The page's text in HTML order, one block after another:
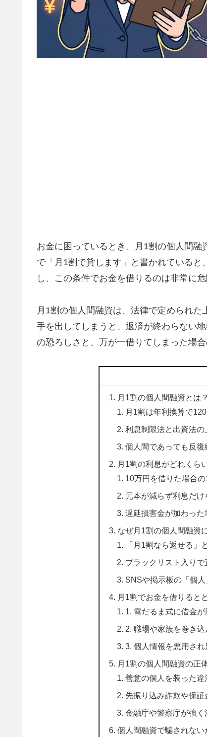
お金に困っているとき、月1割の個人間
で「月1割で貸します」と書かれている
し、この条件でお金を借りるのは非常に危
月1割の個人間融資は、法律で定められ
手を出してしまうと、返済が終わらない
の恐ろしさと、万が一借りてしまった場
月1割の個人間融資とは
月1割は年利換算で
利息制限法と出資法
個人間であっても反
月1割の利息がどれくら
10万円を借りた場合
元本が減らず利息だ
遅延損害金が加わっ
なぜ月1割の個人間融資
「月1割なら返せる」
ブラックリスト入り
SNSや掲示板の「個
月1割でお金を借りると
1. 雪だるま式に借金
2. 職場や家族を巻き
3. 個人情報を悪用さ
月1割の個人間融資の正
善意の個人を装った
先振り込み詐欺や保
金融庁や警察庁が強
個人間融資で騙されな